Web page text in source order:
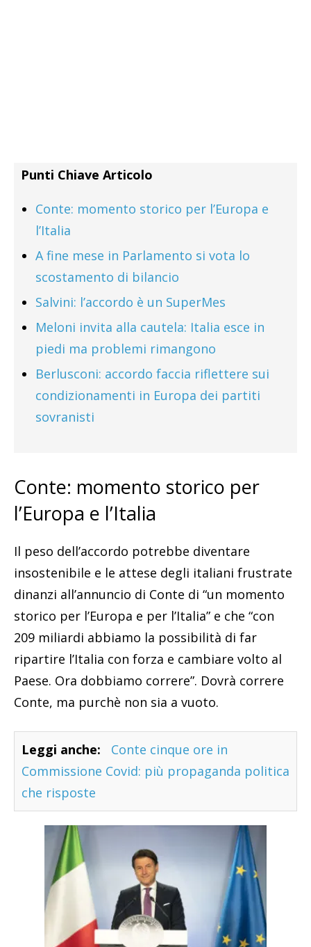
Punti Chiave Articolo
Conte: momento storico per l’Europa e
l’Italia
A fine mese in Parlamento si vota lo
scostamento di bilancio
Salvini: l’accordo è un SuperMes
Meloni invita alla cautela: Italia esce in
piedi ma problemi rimangono
Berlusconi: accordo faccia riflettere sui
condizionamenti in Europa dei partiti
sovranisti
Conte: momento storico per
l’Europa e l’Italia
Il peso dell’accordo potrebbe diventare
insostenibile e le attese degli italiani frustrate
dinanzi all’annuncio di Conte di “un momento
storico per l’Europa e per l’Italia” e che “con
209 miliardi abbiamo la possibilità di far
ripartire l’Italia con forza e cambiare volto al
Paese. Ora dobbiamo correre”. Dovrà correre
Conte, ma purchè non sia a vuoto.
Leggi anche:
Conte cinque ore in
Commissione Covid: più propaganda politica
che risposte